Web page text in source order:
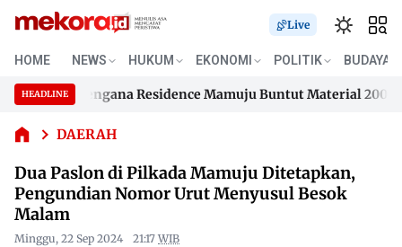
Live
HOME NEWS HUKUM EKONOMI POLITIK BUDAYA
HEADLINE
Samusengana Residence Mamuju Buntut Material 200 Juta
Samusengana Residence Mamuju Buntut Material 200 Juta
DAERAH
Dua Paslon
Mamuju
Pengundian
Menyusul
Besok
Malam
Dua Paslon di Pilkada Mamuju Ditetapkan,
Pengundian Nomor Urut Menyusul Besok
Malam
Minggu, 22 Sep 2024 21:17 WIB